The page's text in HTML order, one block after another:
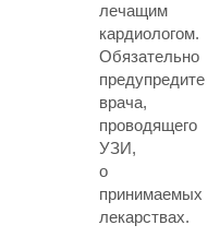
лечащим
кардиологом.
Обязательно
предупредите
врача,
проводящего
УЗИ,
о
принимаемых
лекарствах.